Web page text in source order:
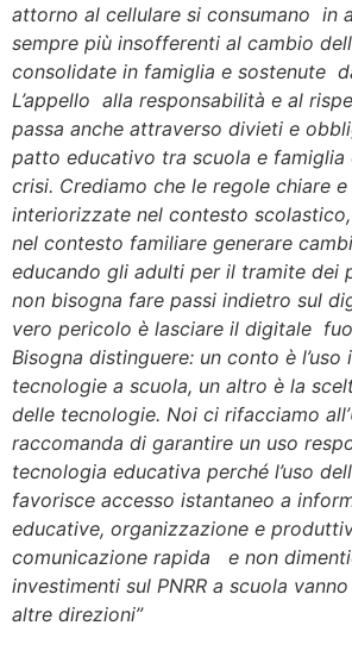
attorno al cellulare si consumano in
sempre più insofferenti al cambio
consolidate in famiglia e sostenute
L’appello alla responsabilità e al
passa anche attraverso divieti e
patto educativo tra scuola e
crisi. Crediamo che le regole chiare
interiorizzate nel contesto
nel contesto familiare generare
educando gli adulti per il tramite dei
non bisogna fare passi indietro sul
vero pericolo è lasciare il digitale
Bisogna distinguere: un conto è
tecnologie a scuola, un altro è la
delle tecnologie. Noi ci rifacciamo
raccomanda di garantire un uso
tecnologia educativa perché l’uso
favorisce accesso istantaneo a
educative, organizzazione e
comunicazione rapida e non
investimenti sul PNRR a scuola
altre direzioni”